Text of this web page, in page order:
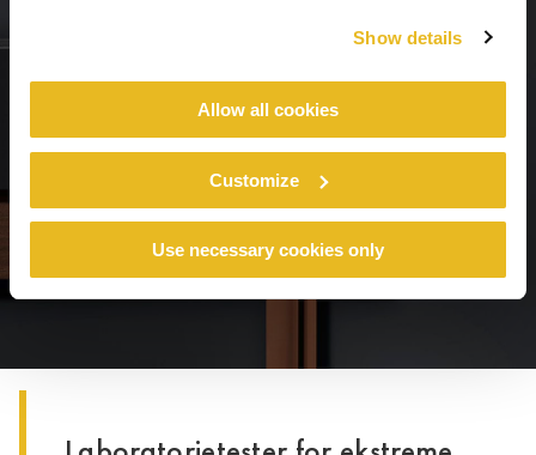
Show details
Allow all cookies
Customize
Use necessary cookies only